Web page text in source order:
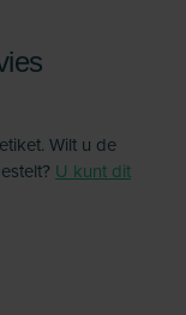
Wilt u de
U kunt dit